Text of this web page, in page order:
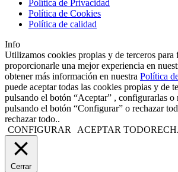
Política de Privacidad
Política de Cookies
Política de calidad
Info
Utilizamos cookies propias y de terceros para
proporcionarle una mejor experiencia en
obtener más información en nuestra Política
puede aceptar todas las cookies propias y de
pulsando el botón “Aceptar” , configurarlas o
pulsando el botón “Configurar” o rechazar
rechazar todo..
CONFIGURAR
ACEPTAR TODO
Cerrar